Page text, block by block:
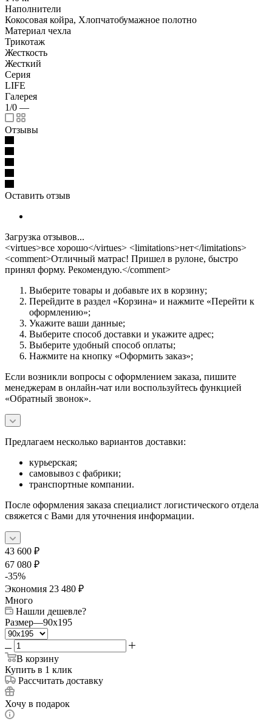
Наполнители
Кокосовая койра, Хлопчатобумажное полотно
Материал чехла
Трикотаж
Жесткость
Жесткий
Серия
LIFE
Галерея
1/0 —
Отзывы
Оставить отзыв
Загрузка отзывов...
<virtues>все хорошо</virtues> <limitations>нет</limitations>
<comment>Отличный матрас! Пришел в рулоне, быстро
принял форму. Рекомендую.</comment>
Выберите товары и добавьте их в корзину;
Перейдите в раздел «Корзина» и нажмите «Перейти к
оформлению»;
Укажите ваши данные;
Выберите способ доставки и укажите адрес;
Выберите удобный способ оплаты;
Нажмите на кнопку «Оформить заказ»;
Если возникли вопросы с оформлением заказа, пишите
менеджерам в онлайн-чат или воспользуйтесь функцией
«Обратный звонок».
Предлагаем несколько вариантов доставки:
курьерская;
самовывоз с фабрики;
транспортные компании.
После оформления заказа специалист логистического отдела
свяжется с Вами для уточнения информации.
43 600 ₽
67 080 ₽
-35%
Экономия 23 480 ₽
Много
Нашли дешевле?
Размер—90x195
В корзину
Купить в 1 клик
Рассчитать доставку
Хочу в подарок